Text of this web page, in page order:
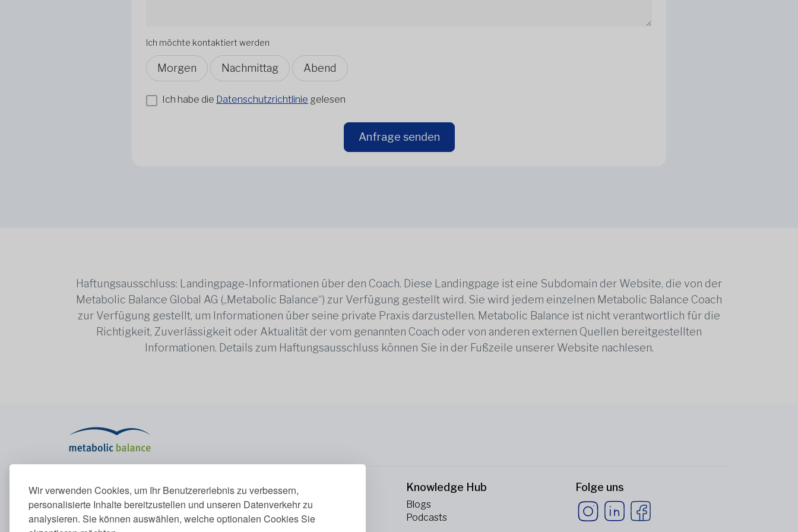
Wir verwenden Cookies, um Ihr Benutzererlebnis zu verbessern,
personalisierte Inhalte bereitzustellen und unseren Datenverkehr zu
analysieren. Sie können auswählen, welche optionalen Cookies Sie
Ich möchte kontaktiert werden
Morgen Nachmittag Abend
Ich habe die Datenschutzrichtlinie gelesen
Anfrage senden
Haftungsausschluss: Landingpage-Informationen über den Coach. Diese Landingpage ist eine Subdomain der Website, die von der
Metabolic Balance Global AG („Metabolic Balance“) zur Verfügung gestellt wird. Sie wird jedem einzelnen Metabolic Balance Coach
zur Verfügung gestellt, um Informationen über seine private Praxis darzustellen. Metabolic Balance ist nicht verantwortlich für die
Richtigkeit, Zuverlässigkeit oder Aktualität der vom genannten Coach oder von anderen externen Quellen bereitgestellten
Informationen. Details zum Haftungsausschluss können Sie in der Fußzeile unserer Website nachlesen.
Das Metabolic-Programm
Das Metabolic-Programm
Stoffwechsel erklärt
Unternehmen
Über uns
Kontakt
Knowledge Hub
Blogs
Podcasts
Folge uns